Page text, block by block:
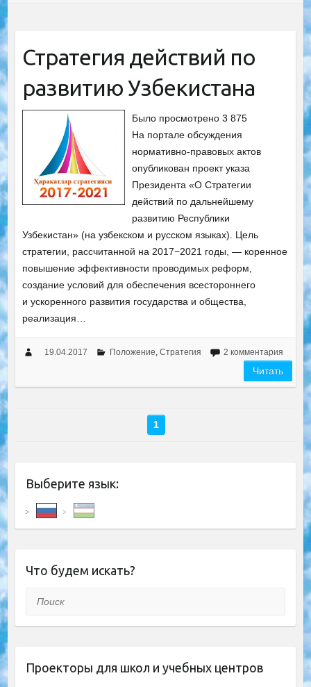
Стратегия действий по
развитию Узбекистана
Было просмотрено 3 875
На портале обсуждения
нормативно-правовых актов
опубликован проект указа
Президента «О Стратегии
действий по дальнейшему
развитию Республики
Узбекистан» (на узбекском и русском языках). Цель
стратегии, рассчитанной на 2017−2021 годы, — коренное
повышение эффективности проводимых реформ,
создание условий для обеспечения всестороннего
и ускоренного развития государства и общества,
реализация…
19.04.2017 Положение, Стратегия 2 комментария
Читать
1
Выберите язык:
Что будем искать?
Поиск
Проекторы для школ и учебных центров